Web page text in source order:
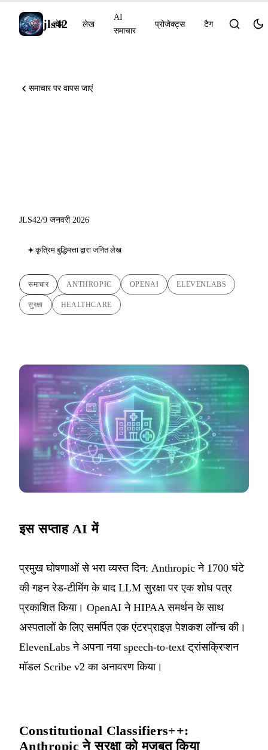
jls42
होम लेख
AI
समाचार
प्रोजेक्ट्स टैग
समाचार पर वापस जाएं
JLS42/9 जनवरी 2026
कृत्रिम बुद्धिमत्ता द्वारा जनित लेख
समाचार ANTHROPIC OPENAI ELEVENLABS
सुरक्षा HEALTHCARE
इस सप्ताह AI में
प्रमुख घोषणाओं से भरा व्यस्त दिन: Anthropic ने 1700 घंटे
की गहन रेड-टीमिंग के बाद LLM सुरक्षा पर एक शोध पत्र
प्रकाशित किया। OpenAI ने HIPAA समर्थन के साथ
अस्पतालों के लिए समर्पित एक एंटरप्राइज़ पेशकश लॉन्च की।
ElevenLabs ने अपना नया speech-to-text ट्रांसक्रिप्शन
मॉडल Scribe v2 का अनावरण किया।
Constitutional Classifiers++:
Anthropic ने सुरक्षा को मजबूत किया